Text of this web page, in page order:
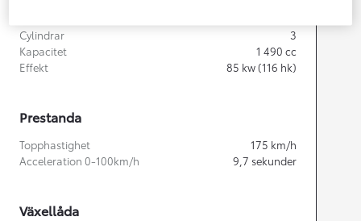
Cylindrar
3
Kapacitet
1 490 cc
Effekt
85 kw (116 hk)
Prestanda
Topphastighet 175 km/h
Acceleration 0-100km/h
9,7 sekunder
Växellåda